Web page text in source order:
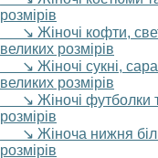
розмірів
↘ Жіночі кофти,
великих розмірів
↘ Жіночі сукні,
великих розмірів
↘ Жіночі футболки
розмірів
↘ Жіноча нижня
розмірів